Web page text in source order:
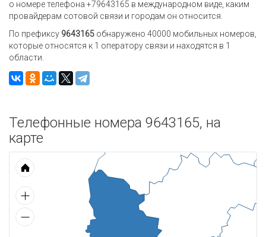
о номере телефона +79643165 в международном виде, каким
провайдерам сотовой связи и городам он относится.
По префиксу 9643165 обнаружено 40000 мобильных номеров,
которые относятся к 1 оператору связи и находятся в 1
области.
Телефонные номера 9643165, на
карте